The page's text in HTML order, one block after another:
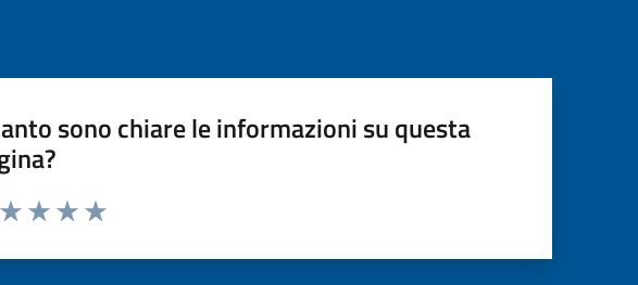
sono chiare le informazioni su questa
da 1 a 5 stelle la pagina